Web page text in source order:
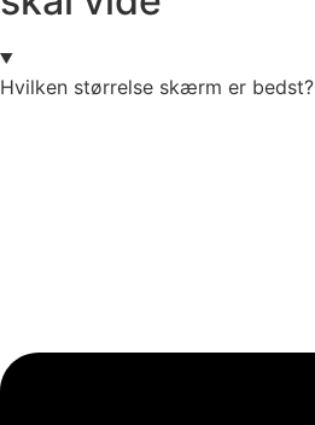
Hvilken størrelse skærm er bedst?